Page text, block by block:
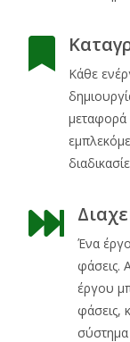
Κάθε
μεταφορά
Ένα
φάσεις.
έργου
φάσεις,
σύστημα